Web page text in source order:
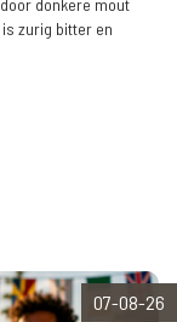
donkere mout
zurig bitter en
07-08-26